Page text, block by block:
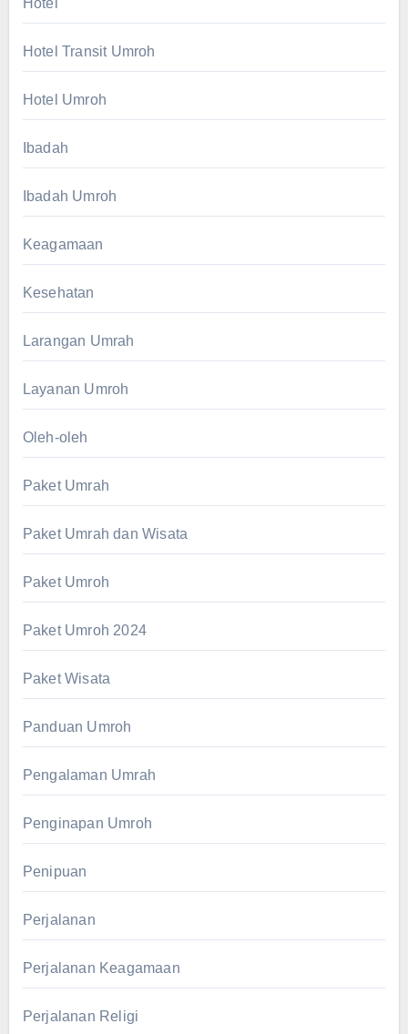
Hotel Transit Umroh
Hotel Umroh
Ibadah
Ibadah Umroh
Keagamaan
Kesehatan
Larangan Umrah
Layanan Umroh
Oleh-oleh
Paket Umrah
Paket Umrah dan Wisata
Paket Umroh
Paket Umroh 2024
Paket Wisata
Panduan Umroh
Pengalaman Umrah
Penginapan Umroh
Penipuan
Perjalanan
Perjalanan Keagamaan
Perjalanan Religi